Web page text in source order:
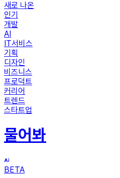
새로 나온
인기
개발
AI
IT서비스
기획
디자인
비즈니스
프로덕트
커리어
트렌드
스타트업
물어봐
BETA